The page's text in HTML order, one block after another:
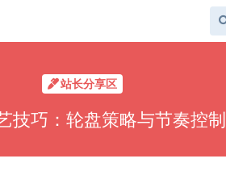
站长分享区
技巧：轮盘策略与节奏控制